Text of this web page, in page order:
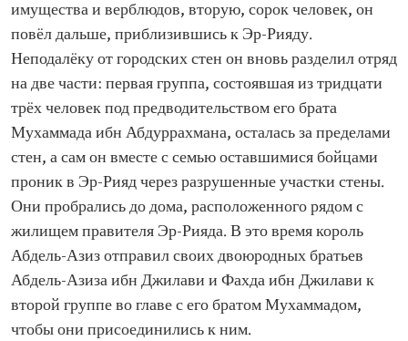
имущества и верблюдов, вторую, сорок человек, он
повёл дальше, приблизившись к Эр-Рияду.
Неподалёку от городских стен он вновь разделил отряд
на две части: первая группа, состоявшая из тридцати
трёх человек под предводительством его брата
Мухаммада ибн Абдуррахмана, осталась за пределами
стен, а сам он вместе с семью оставшимися бойцами
проник в Эр-Рияд через разрушенные участки стены.
Они пробрались до дома, расположенного рядом с
жилищем правителя Эр-Рияда. В это время король
Абдель-Азиз отправил своих двоюродных братьев
Абдель-Азиза ибн Джилави и Фахда ибн Джилави к
второй группе во главе с его братом Мухаммадом,
чтобы они присоединились к ним.